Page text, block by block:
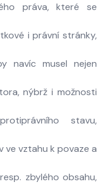
práva, které se
i právní stránky,
navíc musel nejen
nýbrž i možnosti
stavu,
ve vztahu k povaze a
zbylého obsahu,